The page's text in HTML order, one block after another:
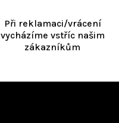
Při reklamaci/vrácení
vycházíme vstříc našim
zákazníkům